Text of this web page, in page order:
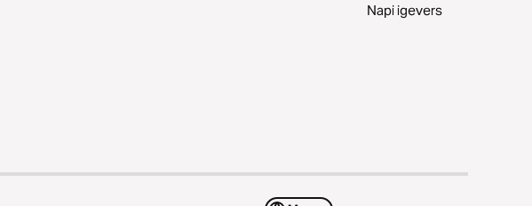
Napi igevers